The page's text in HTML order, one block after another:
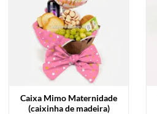
Caixa Mimo Maternidade
(caixinha de madeira)